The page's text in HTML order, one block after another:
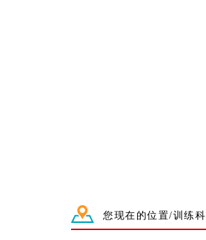
您现在的位置/训练科